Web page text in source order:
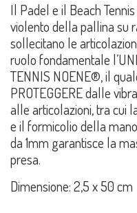
Il Padel e il Beach
violento della pallina su
sollecitano le
ruolo fondamentale
TENNIS NOENE®, il
PROTEGGERE dalle
alle articolazioni, tra cui
e il formicolio della
da 1mm garantisce la
presa.
Dimensione: 2,5 x 50 cm